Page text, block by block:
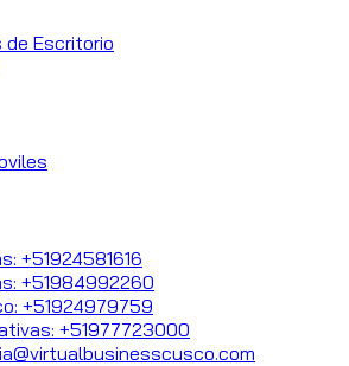
Escritorio
+51924581616
+51984992260
+51924979759
+51977723000